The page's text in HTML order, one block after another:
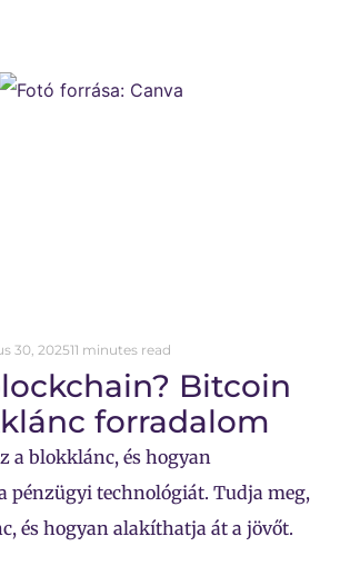
30, 202511 minutes read
Bitcoin
forradalom
a blokklánc, és hogyan
pénzügyi technológiát. Tudja meg,
és hogyan alakíthatja át a jövőt.